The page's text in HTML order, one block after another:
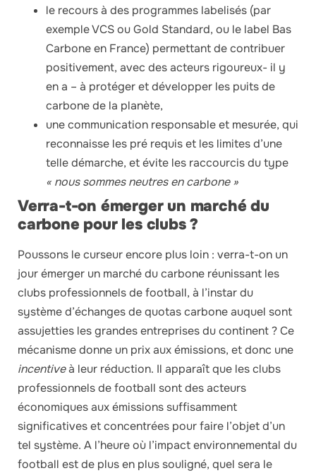
le recours à des programmes labelisés (par
exemple VCS ou Gold Standard, ou le label Bas
Carbone en France) permettant de contribuer
positivement, avec des acteurs rigoureux- il y
en a – à protéger et développer les puits de
carbone de la planète,
une communication responsable et mesurée, qui
reconnaisse les pré requis et les limites d’une
telle démarche, et évite les raccourcis du type
« nous sommes neutres en carbone »
Verra-t-on émerger un marché du
carbone pour les clubs ?
Poussons le curseur encore plus loin : verra-t-on un
jour émerger un marché du carbone réunissant les
clubs professionnels de football, à l’instar du
système d’échanges de quotas carbone auquel sont
assujetties les grandes entreprises du continent ? Ce
mécanisme donne un prix aux émissions, et donc une
incentiveà leur réduction. Il apparaît que les clubs
professionnels de football sont des acteurs
économiques aux émissions suffisamment
significatives et concentrées pour faire l’objet d’un
tel système. A l’heure où l’impact environnemental du
football est de plus en plus souligné, quel sera le